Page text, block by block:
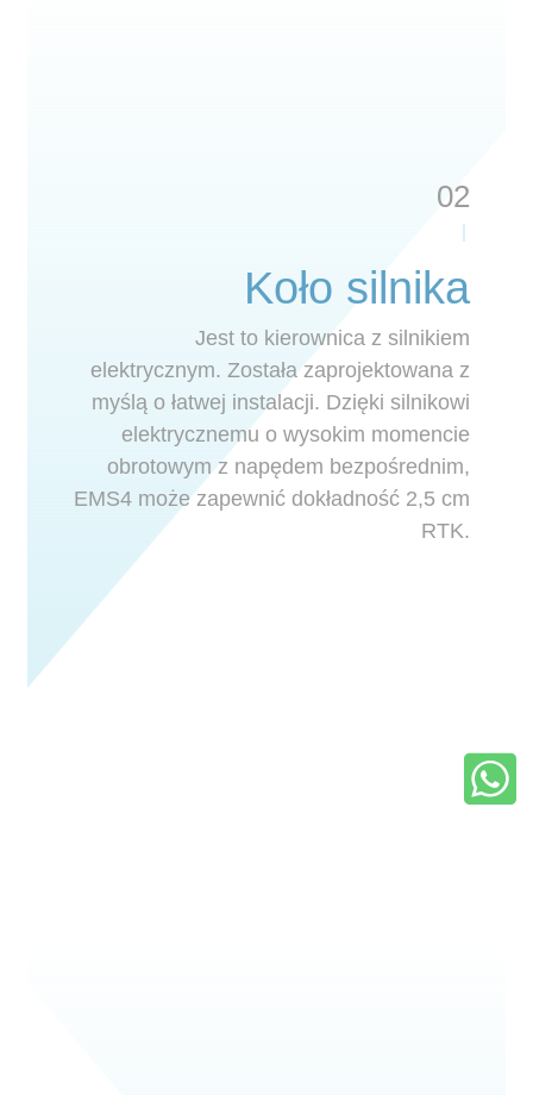
02
Koło silnika
Jest to kierownica z silnikiem
elektrycznym. Została zaprojektowana z
myślą o łatwej instalacji. Dzięki silnikowi
elektrycznemu o wysokim momencie
obrotowym z napędem bezpośrednim,
EMS4 może zapewnić dokładność 2,5 cm
RTK.